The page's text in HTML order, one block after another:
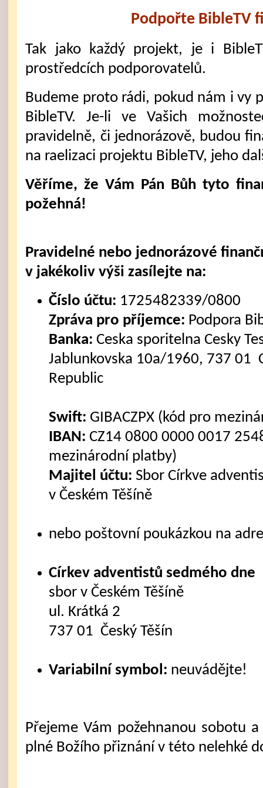
Podpořte BibleTV
Tak jako každý projekt, je i
prostředcích podporovatelů.
Budeme proto rádi, pokud nám i vy
BibleTV. Je-li ve Vašich
pravidelně, či jednorázově, budou
na raelizaci projektu BibleTV, jeho
Věříme, že Vám Pán Bůh tyto
požehná!
Pravidelné nebo jednorázové
v jakékoliv výši zasílejte na:
Číslo účtu: 1725482339/0800
Zpráva pro příjemce: Podpora
Banka: Ceska sporitelna Cesky
Jablunkovska 10a/1960, 737 01
Republic
Swift: GIBACZPX (kód pro
IBAN: CZ14 0800 0000 0017
mezinárodní platby)
Majitel účtu: Sbor Církve
v Českém Těšíně
nebo poštovní poukázkou na
Církev adventistů sedmého dne
sbor v Českém Těšíně
ul. Krátká 2
737 01 Český Těšín
Variabilní symbol: neuvádějte!
Přejeme Vám požehnanou sobotu
plné Božího přiznání v této nelehké